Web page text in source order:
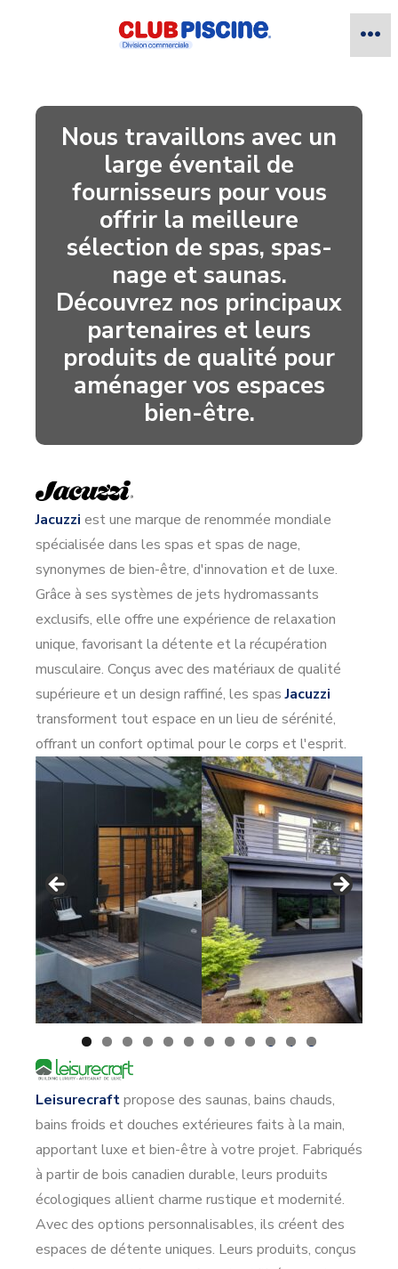
Nous travaillons avec un
large éventail de
fournisseurs pour vous
offrir la meilleure
sélection de spas, spas-
nage et saunas.
Découvrez nos principaux
partenaires et leurs
produits de qualité pour
aménager vos espaces
bien-être.
Jacuzzi est une marque de renommée mondiale
spécialisée dans les spas et spas de nage,
synonymes de bien-être, d'innovation et de luxe.
Grâce à ses systèmes de jets hydromassants
exclusifs, elle offre une expérience de relaxation
unique, favorisant la détente et la récupération
musculaire. Conçus avec des matériaux de qualité
supérieure et un design raffiné, les spasJacuzzi
transforment tout espace en un lieu de sérénité,
offrant un confort optimal pour le corps et l'esprit.
0 1 2
Leisurecraftpropose des saunas, bains chauds,
bains froids et douches extérieures faits à la main,
apportant luxe et bien-être à votre projet. Fabriqués
à partir de bois canadien durable, leurs produits
écologiques allient charme rustique et modernité.
Avec des options personnalisables, ils créent des
espaces de détente uniques. Leurs produits, conçus